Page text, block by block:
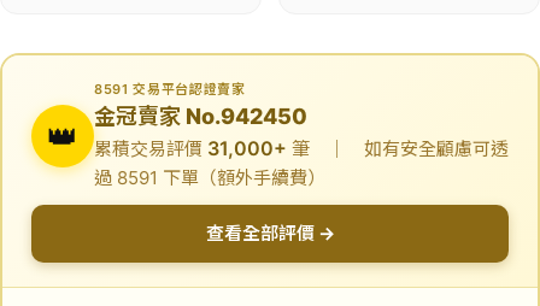
👑
8591 交易平台認證賣家
金冠賣家 No.942450
累積交易評價 31,000+ 筆 ｜ 如有安全顧慮可透
過 8591 下單（額外手續費）
查看全部評價 →